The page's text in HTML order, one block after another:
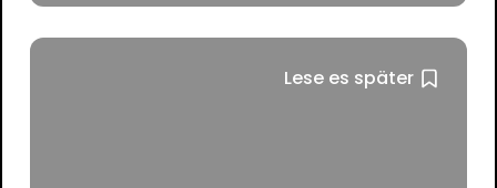
Lese es später